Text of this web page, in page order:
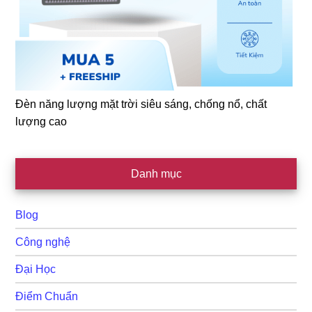
Đèn năng lượng mặt trời siêu sáng, chống nổ, chất
lượng cao
Danh mục
Blog
Công nghệ
Đại Học
Điểm Chuẩn